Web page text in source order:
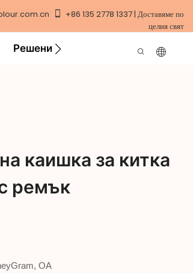
+86 135 2778 1337 | Доставяме по
целия свят
Решение
каишка за китка
ремък
OA